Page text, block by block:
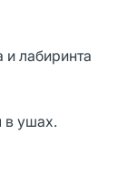
лабиринта
в ушах.